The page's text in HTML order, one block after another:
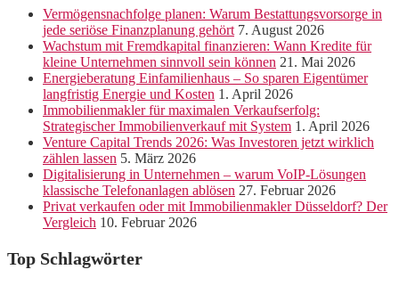
Vermögensnachfolge planen: Warum Bestattungsvorsorge in
jede seriöse Finanzplanung gehört 7. August 2026
Wachstum mit Fremdkapital finanzieren: Wann Kredite für
kleine Unternehmen sinnvoll sein können 21. Mai 2026
Energieberatung Einfamilienhaus – So sparen Eigentümer
langfristig Energie und Kosten 1. April 2026
Immobilienmakler für maximalen Verkaufserfolg:
Strategischer Immobilienverkauf mit System 1. April 2026
Venture Capital Trends 2026: Was Investoren jetzt wirklich
zählen lassen 5. März 2026
Digitalisierung in Unternehmen – warum VoIP-Lösungen
klassische Telefonanlagen ablösen 27. Februar 2026
Privat verkaufen oder mit Immobilienmakler Düsseldorf? Der
Vergleich 10. Februar 2026
Top Schlagwörter